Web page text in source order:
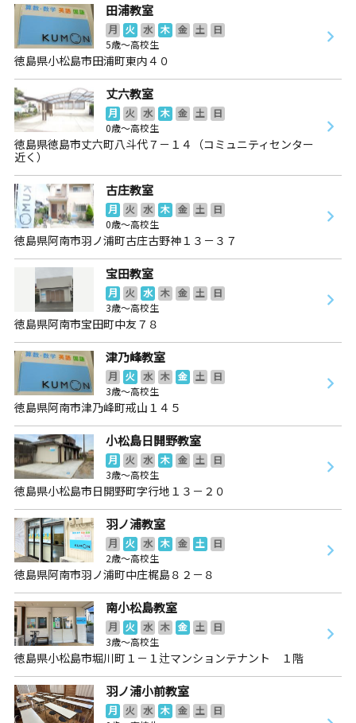
田浦教室
月 火 水 木 金 土
日
5歳～高校生
徳島県小松島市田浦町東内４０
丈六教室
月 火 水 木 金 土
日
0歳～高校生
徳島県徳島市丈六町八斗代７－１４（コミュニティセンター
近く）
古庄教室
月 火 水 木 金 土
日
0歳～高校生
徳島県阿南市羽ノ浦町古庄古野神１３－３７
宝田教室
月 火 水 木 金 土
日
3歳～高校生
徳島県阿南市宝田町中友７８
津乃峰教室
月 火 水 木 金 土
日
3歳～高校生
徳島県阿南市津乃峰町戒山１４５
小松島日開野教室
月 火 水 木 金 土
日
3歳～高校生
徳島県小松島市日開野町字行地１３－２０
羽ノ浦教室
月 火 水 木 金 土
日
2歳～高校生
徳島県阿南市羽ノ浦町中庄梶島８２－８
南小松島教室
月 火 水 木 金 土
日
3歳～高校生
徳島県小松島市堀川町１－１辻マンションテナント １階
羽ノ浦小前教室
月 火 水 木 金 土
日